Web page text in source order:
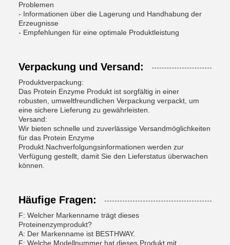
Problemen
- Informationen über die Lagerung und Handhabung der
Erzeugnisse
- Empfehlungen für eine optimale Produktleistung
Verpackung und Versand:
Produktverpackung:
Das Protein Enzyme Produkt ist sorgfältig in einer
robusten, umweltfreundlichen Verpackung verpackt, um
eine sichere Lieferung zu gewährleisten.
Versand:
Wir bieten schnelle und zuverlässige Versandmöglichkeiten
für das Protein Enzyme
Produkt.Nachverfolgungsinformationen werden zur
Verfügung gestellt, damit Sie den Lieferstatus überwachen
können.
Häufige Fragen:
F: Welcher Markenname trägt dieses
Proteinenzymprodukt?
A: Der Markenname ist BESTHWAY.
F: Welche Modellnummer hat dieses Produkt mit